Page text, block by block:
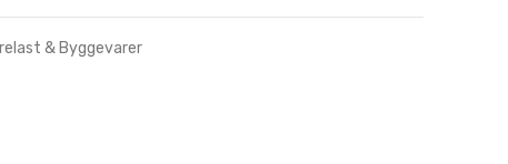
& Byggevarer